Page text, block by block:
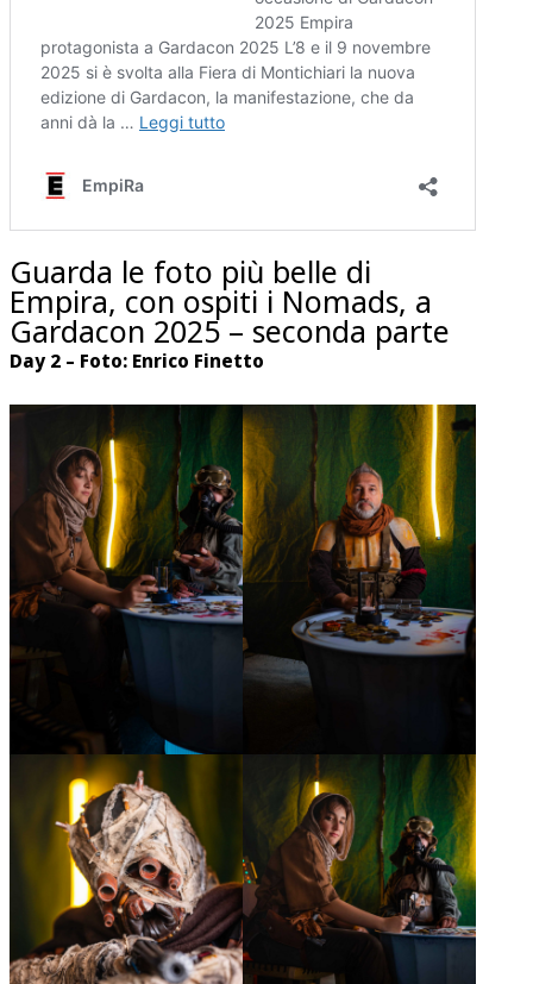
Guarda le foto più belle di
Empira, con ospiti i Nomads, a
Gardacon 2025 – seconda parte
Day 2 – Foto: Enrico Finetto